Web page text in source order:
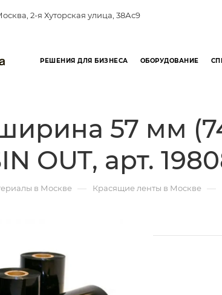
2-я Хуторская улица, 38Ас9
РЕШЕНИЯ ДЛЯ БИЗНЕСА ОБОРУДОВАНИЕ
57 мм
OUT, арт.
в Москве — Красящие ленты в Москве —